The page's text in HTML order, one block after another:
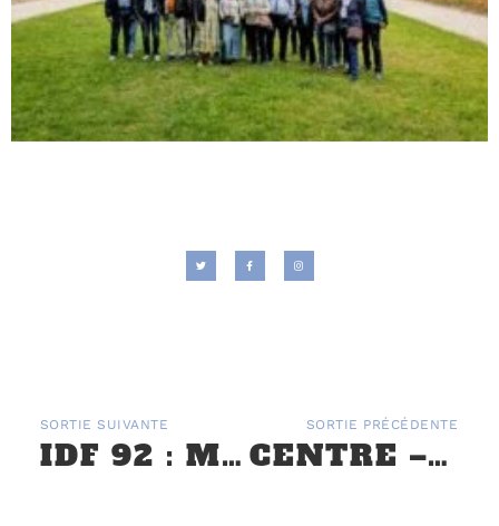
SORTIE SUIVANTE
IDF 92 : MUSÉE RAMBOLITRAIN ET MUSÉE INTERNATIONAL D’ART NAÏF – 29 AVRIL
SORTIE PRÉCÉDENTE
CENTRE – VAL DE LOIRE : 5ÈME SORTIE PRINTANIÈRE EN GÂTINAIS – 6 JUIN 2026